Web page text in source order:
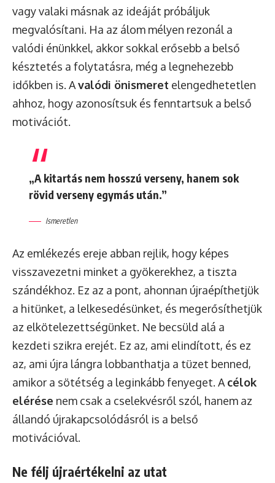
vagy valaki másnak az ideáját próbáljuk
megvalósítani. Ha az álom mélyen rezonál a
valódi énünkkel, akkor sokkal erősebb a belső
késztetés a folytatásra, még a legnehezebb
időkben is. Avalódi önismeret elengedhetetlen
ahhoz, hogy azonosítsuk és fenntartsuk a belső
motivációt.
„A kitartás nem hosszú verseny, hanem sok
rövid verseny egymás után.”
Ismeretlen
Az emlékezés ereje abban rejlik, hogy képes
visszavezetni minket a gyökerekhez, a tiszta
szándékhoz. Ez az a pont, ahonnan újraépíthetjük
a hitünket, a lelkesedésünket, és megerősíthetjük
az elkötelezettségünket. Ne becsüld alá a
kezdeti szikra erejét. Ez az, ami elindított, és ez
az, ami újra lángra lobbanthatja a tüzet benned,
amikor a sötétség a leginkább fenyeget. A célok
elérése nem csak a cselekvésről szól, hanem az
állandó újrakapcsolódásról is a belső
motivációval.
Ne félj újraértékelni az utat